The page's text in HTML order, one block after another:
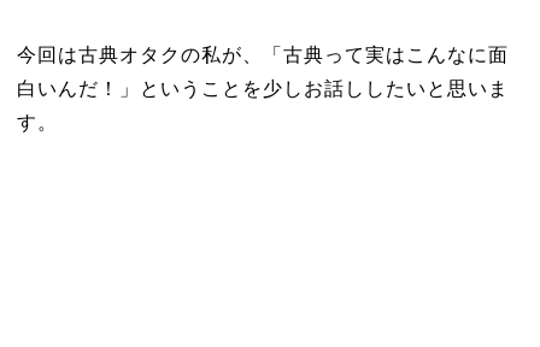
今回は古典オタクの私が、「古典って実はこんなに面
白いんだ！」ということを少しお話ししたいと思いま
す。